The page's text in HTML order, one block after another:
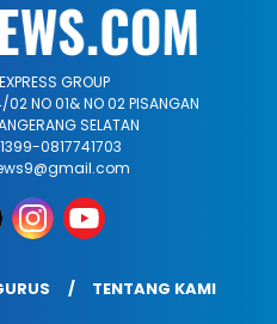
GROUP
02 NO 01& NO 02 PISANGAN
SELATAN
0817741703
TENTANG KAMI